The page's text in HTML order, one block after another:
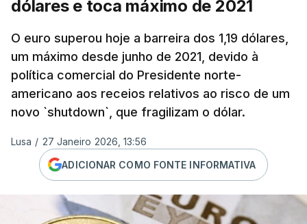
dólares e toca máximo de 2021
O euro superou hoje a barreira dos 1,19 dólares,
um máximo desde junho de 2021, devido à
política comercial do Presidente norte-
americano aos receios relativos ao risco de um
novo `shutdown`, que fragilizam o dólar.
Lusa / 27 Janeiro 2026, 13:56
ADICIONAR COMO FONTE INFORMATIVA